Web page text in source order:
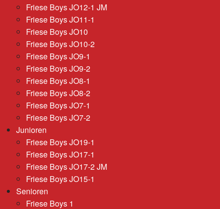
Friese Boys JO12-1 JM
Friese Boys JO11-1
Friese Boys JO10
Friese Boys JO10-2
Friese Boys JO9-1
Friese Boys JO9-2
Friese Boys JO8-1
Friese Boys JO8-2
Friese Boys JO7-1
Friese Boys JO7-2
Junioren
Friese Boys JO19-1
Friese Boys JO17-1
Friese Boys JO17-2 JM
Friese Boys JO15-1
Senioren
Friese Boys 1